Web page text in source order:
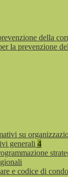
della
la prevenzione
su
generali 4
e codice di